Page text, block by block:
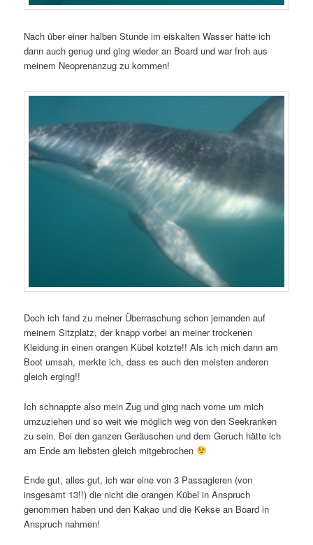
Nach über einer halben Stunde im eiskalten Wasser hatte ich
dann auch genug und ging wieder an Board und war froh aus
meinem Neoprenanzug zu kommen!
Doch ich fand zu meiner Überraschung schon jemanden auf
meinem Sitzplatz, der knapp vorbei an meiner trockenen
Kleidung in einen orangen Kübel kotzte!! Als ich mich dann am
Boot umsah, merkte ich, dass es auch den meisten anderen
gleich erging!!
Ich schnappte also mein Zug und ging nach vorne um mich
umzuziehen und so weit wie möglich weg von den Seekranken
zu sein. Bei den ganzen Geräuschen und dem Geruch hätte ich
am Ende am liebsten gleich mitgebrochen
Ende gut, alles gut, ich war eine von 3 Passagieren (von
insgesamt 13!!) die nicht die orangen Kübel in Anspruch
genommen haben und den Kakao und die Kekse an Board in
Anspruch nahmen!